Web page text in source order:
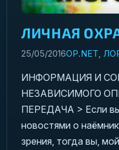
ЛИЧНАЯ
25/05/2016OP.NET,
ИНФОРМАЦИЯ И
НЕЗАВИСИМОГО
ПЕРЕДАЧА > Если вы
новостями о
зрения, тогда вы,